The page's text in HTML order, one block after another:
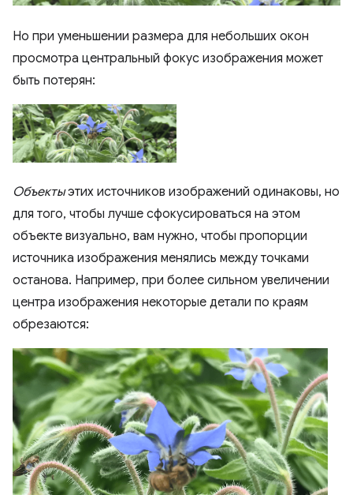
Но при уменьшении размера для небольших окон
просмотра центральный фокус изображения может
быть потерян:
Объектыэтих источников изображений одинаковы, но
для того, чтобы лучше сфокусироваться на этом
объекте визуально, вам нужно, чтобы пропорции
источника изображения менялись между точками
останова. Например, при более сильном увеличении
центра изображения некоторые детали по краям
обрезаются: